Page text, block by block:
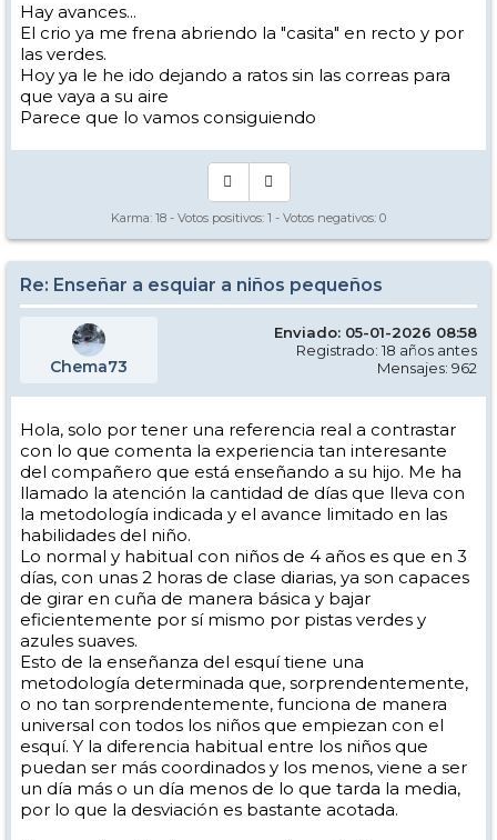
Hay avances...
El crio ya me frena abriendo la "casita" en recto y por
las verdes.
Hoy ya le he ido dejando a ratos sin las correas para
que vaya a su aire
Parece que lo vamos consiguiendo
Karma: 18 - Votos positivos: 1 - Votos negativos: 0
Re: Enseñar a esquiar a niños pequeños
Chema73
Enviado: 05-01-2026 08:58
Registrado: 18 años antes
Mensajes: 962
Hola, solo por tener una referencia real a contrastar
con lo que comenta la experiencia tan interesante
del compañero que está enseñando a su hijo. Me ha
llamado la atención la cantidad de días que lleva con
la metodología indicada y el avance limitado en las
habilidades del niño.
Lo normal y habitual con niños de 4 años es que en 3
días, con unas 2 horas de clase diarias, ya son capaces
de girar en cuña de manera básica y bajar
eficientemente por sí mismo por pistas verdes y
azules suaves.
Esto de la enseñanza del esquí tiene una
metodología determinada que, sorprendentemente,
o no tan sorprendentemente, funciona de manera
universal con todos los niños que empiezan con el
esquí. Y la diferencia habitual entre los niños que
puedan ser más coordinados y los menos, viene a ser
un día más o un día menos de lo que tarda la media,
por lo que la desviación es bastante acotada.